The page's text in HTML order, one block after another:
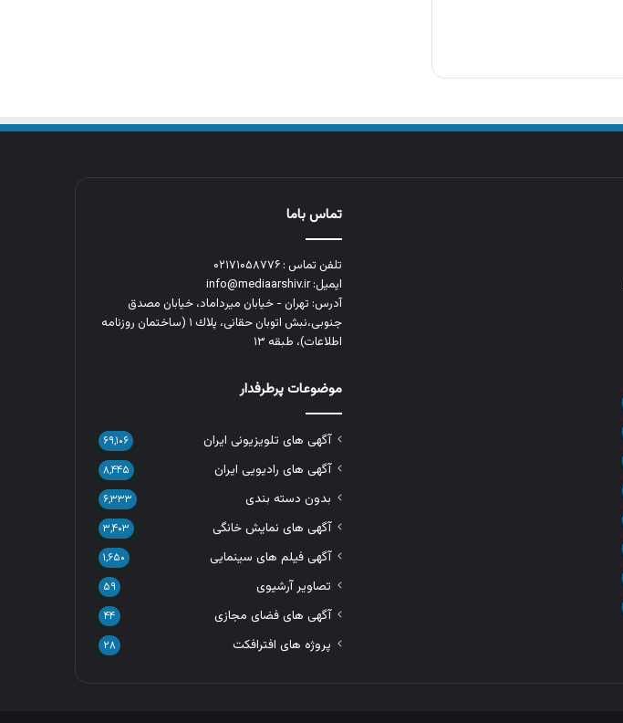
تماس باما
تلفن تماس : ۰۲۱۷۱۰۵۸۷۷۶
ایمیل: info@mediaarshiv.ir
آدرس: تهران - خیابان میرداماد، خیابان مصدق
جنوبی،نبش اتوبان حقانی، پلاك ١ (ساختمان روزنامه
اطلاعات)، طبقه ۱۳
موضوعات پرطرفدار
آگهی های تلویزیونی ایران ۶۹,۱۰۶
آگهی های رادیویی ایران ۸,۴۴۵
بدون دسته بندی ۶,۳۳۳
آگهی های نمایش خانگی ۳,۴۰۳
آگهی فیلم های سینمایی ۱,۶۵۰
تصاویر آرشیوی ۵۹
آگهی های فضای مجازی ۴۴
پروژه های افترافکت ۲۸